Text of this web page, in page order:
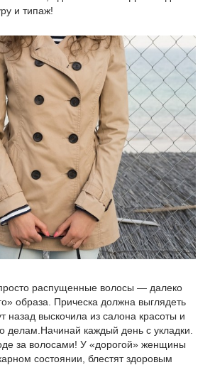
и типаж!
распущенные волосы — далеко
образа. Прическа должна выглядеть
назад выскочила из салона красоты и
делам.Начинай каждый день с укладки.
за волосами! У «дорогой» женщины
состоянии, блестят здоровым